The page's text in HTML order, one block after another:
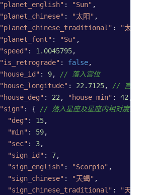
"planet_english" : "Sun" ,
"planet_chinese" : "太阳" ,
"planet_chinese_traditional" : "太阳"
"planet_font" : "Su" ,
"speed" : 1.0045795,
"is_retrograde" : false,
"house_id" : 9, // 落入宫位
"house_longitude" : 22.7125, // 宫内相对
"house_deg" : 22, "house_min" : 42,
"sign" : { // 落入星座及星座内相对度分秒
"deg" : 15,
"min" : 59,
"sec" : 3,
"sign_id" : 7,
"sign_english" : "Scorpio" ,
"sign_chinese" : "天蝎" ,
"sign_chinese_traditional" : "天蠍"